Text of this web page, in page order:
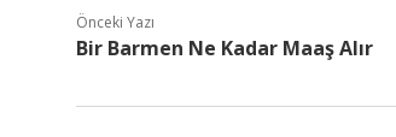
Önceki Yazı
Bir Barmen Ne Kadar Maaş Alır